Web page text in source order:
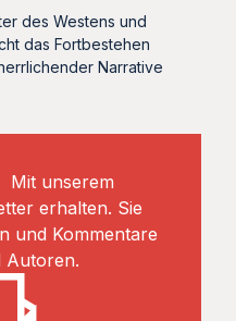
des Westens und
das Fortbestehen
Narrative
Mit unserem
erhalten. Sie
und Kommentare
Autoren.